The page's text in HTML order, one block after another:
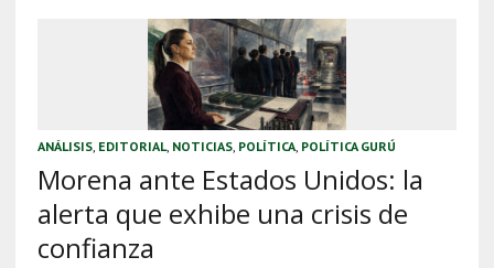
ANÁLISIS, EDITORIAL, NOTICIAS, POLÍTICA, POLÍTICA GURÚ
Morena ante Estados Unidos: la
alerta que exhibe una crisis de
confianza